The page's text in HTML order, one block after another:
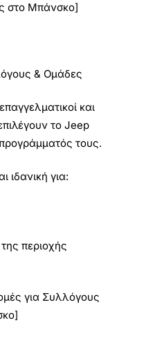
στο Μπάνσκο]
& Ομάδες
και
το Jeep
τους.
ιδανική για:
περιοχής
για Συλλόγους